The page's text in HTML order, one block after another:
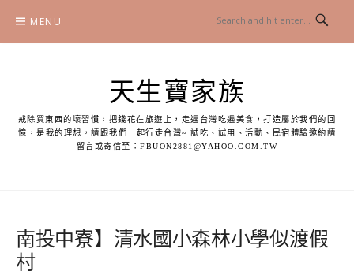
content
MENU
天生寶家族
戒除買東西的壞習慣，把錢花在旅遊上，走遍台灣吃遍美食，打造屬於我們的回
憶，是我的理想，請跟我們一起行走台灣~ 試吃、試用、活動、民宿體驗邀約請
留言或寄信至：FBUON2881@YAHOO.COM.TW
南投中寮】清水國小森林小學似渡假
村